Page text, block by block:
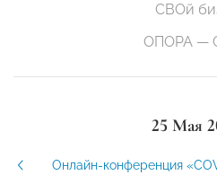
СВОй
ОПОРА —
25 Мая
Онлайн-конференция